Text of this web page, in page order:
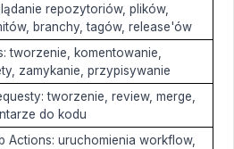
repozytoriów, plików,
branchy, tagów, release'ów
tworzenie, komentowanie,
zamykanie, przypisywanie
tworzenie, review, merge,
do kodu
Actions: uruchomienia workflow,